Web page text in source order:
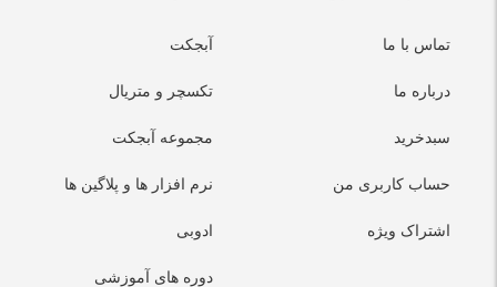
تماس با ما
درباره ما
سبدخرید
حساب کاربری من
اشتراک ویژه
آبجکت
تکسچر و متریال
مجموعه آبجکت
نرم افزار ها و پلاگین ها
ادوبی
دوره های آموزشی